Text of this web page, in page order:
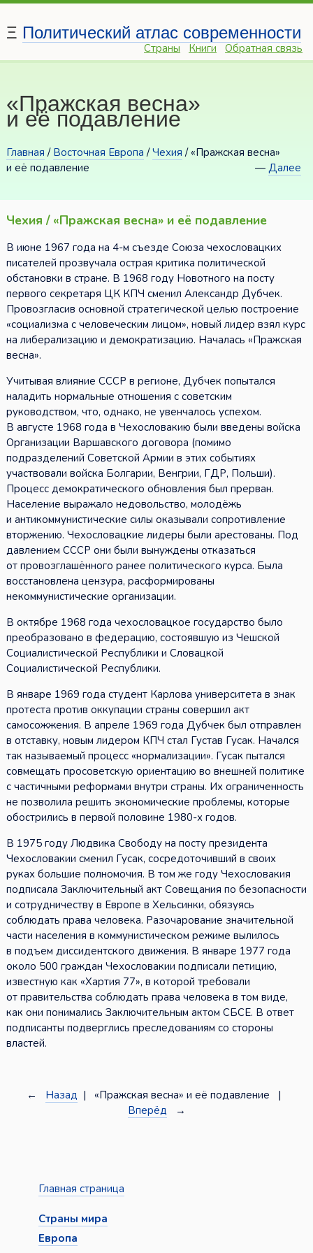
Ξ Политический атлас современности
Страны Книги Обратная связь
«Пражская весна»
и её подавление
Главная / Восточная Европа /Чехия / «Пражская весна»
и её подавление
—Далее
Чехия / «Пражская весна» и её подавление
В июне 1967 года на 4-м съезде Союза чехословацких
писателей прозвучала острая критика политической
обстановки в стране. В 1968 году Новотного на посту
первого секретаря ЦК КПЧ сменил Александр Дубчек.
Провозгласив основной стратегической целью построение
«социализма с человеческим лицом», новый лидер взял курс
на либерализацию и демократизацию. Началась «Пражская
весна».
Учитывая влияние СССР в регионе, Дубчек попытался
наладить нормальные отношения с советским
руководством, что, однако, не увенчалось успехом.
В августе 1968 года в Чехословакию были введены войска
Организации Варшавского договора (помимо
подразделений Советской Армии в этих событиях
участвовали войска Болгарии, Венгрии, ГДР, Польши).
Процесс демократического обновления был прерван.
Население выражало недовольство, молодёжь
и антикоммунистические силы оказывали сопротивление
вторжению. Чехословацкие лидеры были арестованы. Под
давлением СССР они были вынуждены отказаться
от провозглашённого ранее политического курса. Была
восстановлена цензура, расформированы
некоммунистические организации.
В октябре 1968 года чехословацкое государство было
преобразовано в федерацию, состоявшую из Чешской
Социалистической Республики и Словацкой
Социалистической Республики.
В январе 1969 года студент Карлова университета в знак
протеста против оккупации страны совершил акт
самосожжения. В апреле 1969 года Дубчек был отправлен
в отставку, новым лидером КПЧ стал Густав Гусак. Начался
так называемый процесс «нормализации». Гусак пытался
совмещать просоветскую ориентацию во внешней политике
с частичными реформами внутри страны. Их ограниченность
не позволила решить экономические проблемы, которые
обострились в первой половине 1980-х годов.
В 1975 году Людвика Свободу на посту президента
Чехословакии сменил Гусак, сосредоточивший в своих
руках большие полномочия. В том же году Чехословакия
подписала Заключительный акт Совещания по безопасности
и сотрудничеству в Европе в Хельсинки, обязуясь
соблюдать права человека. Разочарование значительной
части населения в коммунистическом режиме вылилось
в подъем диссидентского движения. В январе 1977 года
около 500 граждан Чехословакии подписали петицию,
известную как «Хартия 77», в которой требовали
от правительства соблюдать права человека в том виде,
как они понимались Заключительным актом СБСЕ. В ответ
подписанты подверглись преследованиям со стороны
властей.
← Назад | «Пражская весна» и её подавление |
Вперёд →
Главная страница
Страны мира
Европа